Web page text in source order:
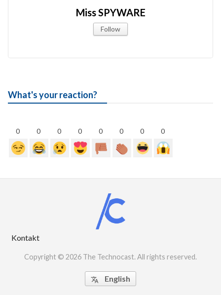
Miss SPYWARE
Follow
What's your reaction?
0 0 0 0 0 0 0 0
Kontakt
Copyright © 2026 The Technocast. All rights reserved.
 English